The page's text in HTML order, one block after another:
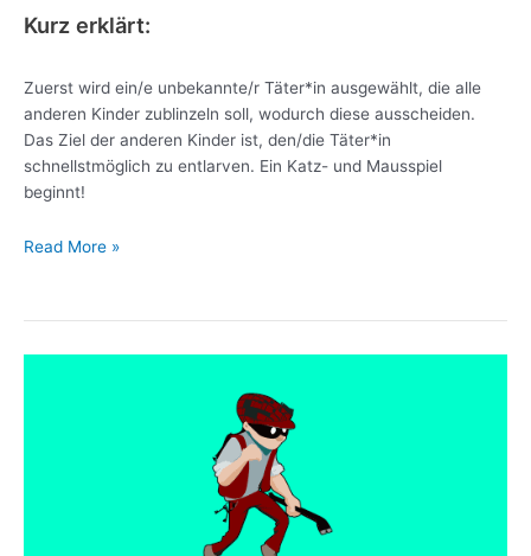
Kurz erklärt:
Zuerst wird ein/e unbekannte/r Täter*in ausgewählt, die alle
anderen Kinder zublinzeln soll, wodurch diese ausscheiden.
Das Ziel der anderen Kinder ist, den/die Täter*in
schnellstmöglich zu entlarven. Ein Katz- und Mausspiel
beginnt!
Read More »